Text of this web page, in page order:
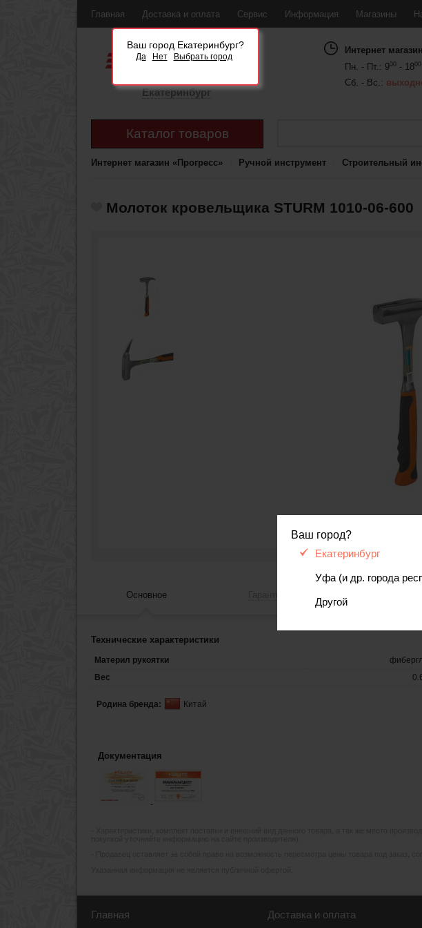
Ваш город?
Екатеринбург
Уфа (и др. города
Другой
Главная Доставка и оплата Сервис Информация Магазины
Ваш город Екатеринбург?
Да Нет Выбрать город
Екатеринбург
Интернет
Пн. - Пт.: 900 - 1800
Сб. - Вс.:
Каталог товаров
Интернет магазин «Прогресс» Ручной инструмент Строительный
Молоток кровельщика STURM 1010-06-600
Основное
Технические характеристики
Материл рукоятки
Вес
Родина бренда: Китай
Документация
Главная Доставка и оплата